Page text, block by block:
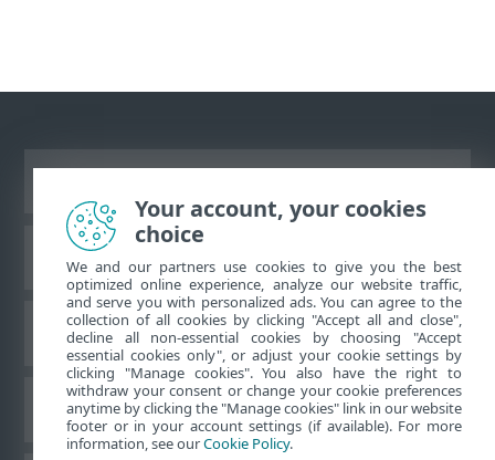
ESET kunskapsbas
ESET forum
Regional support
Your account, your cookies
choice
We and our partners use cookies to give you the best
optimized online experience, analyze our website traffic,
and serve you with personalized ads. You can agree to the
collection of all cookies by clicking "Accept all and close",
decline all non-essential cookies by choosing "Accept
essential cookies only", or adjust your cookie settings by
clicking "Manage cookies". You also have the right to
withdraw your consent or change your cookie preferences
anytime by clicking the "Manage cookies" link in our website
footer or in your account settings (if available). For more
information, see ourCookie Policy.